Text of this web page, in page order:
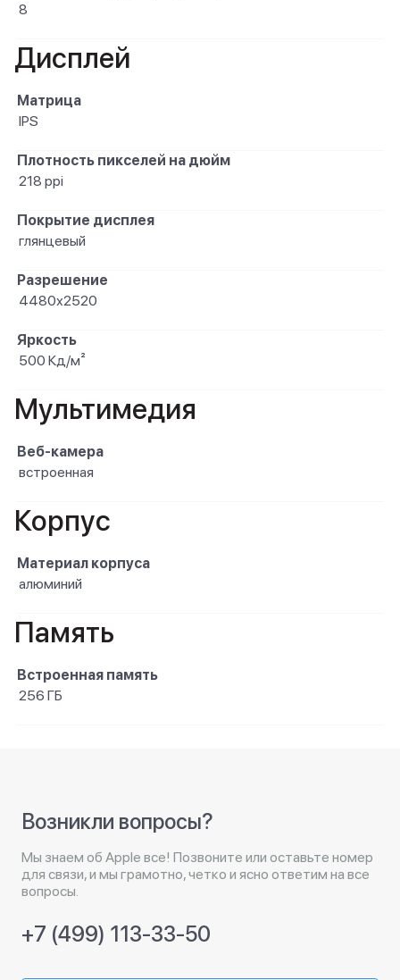
8
Дисплей
Матрица
IPS
Плотность пикселей на дюйм
218 ppi
Покрытие дисплея
глянцевый
Разрешение
4480х2520
Яркость
500 Кд/м²
Мультимедия
Веб-камера
встроенная
Корпус
Материал корпуса
алюминий
Память
Встроенная память
256 ГБ
Возникли вопросы?
Мы знаем об Apple все! Позвоните или оставьте номер
для связи, и мы грамотно, четко и ясно ответим на все
вопросы.
+7 (499) 113-33-50